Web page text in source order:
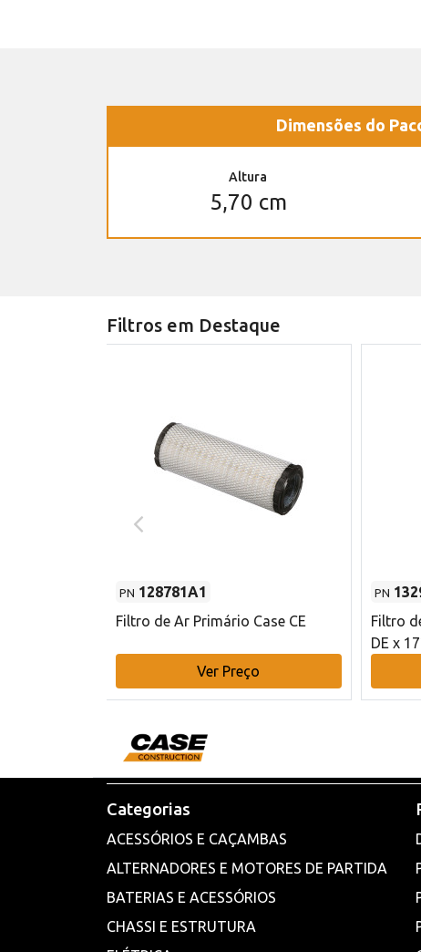
Dimensões do
Altura
5,70 cm
Filtros em Destaque
PN 128781A1
Filtro de Ar Primário Case CE
Ver Preço
PN
Filtro
DE x
Categorias
ACESSÓRIOS E CAÇAMBAS
ALTERNADORES E MOTORES DE PARTIDA
BATERIAS E ACESSÓRIOS
CHASSI E ESTRUTURA